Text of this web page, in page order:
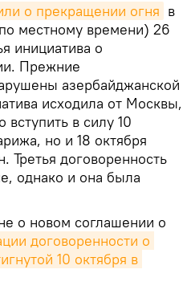
о прекращении огня в
местному времени) 26
инициатива о
Прежние
азербайджанской
исходила от Москвы,
в силу 10
но и 18 октября
Третья договоренность
однако и она была
о новом соглашении о
договоренности о
10 октября в